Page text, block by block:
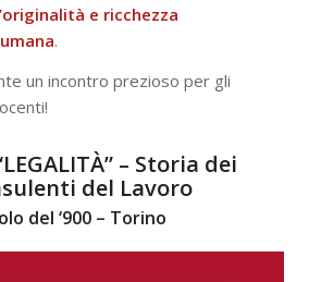
e ricchezza
.
un incontro prezioso per gli
– Storia dei
del Lavoro
del ‘900 – Torino